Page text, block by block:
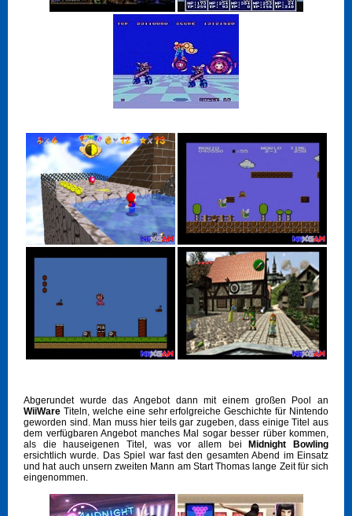
Abgerundet wurde das Angebot dann mit einem großen Pool an
WiiWare Titeln, welche eine sehr erfolgreiche Geschichte für Nintendo
geworden sind. Man muss hier teils gar zugeben, dass einige Titel aus
dem verfügbaren Angebot manches Mal sogar besser rüber kommen,
als die hauseigenen Titel, was vor allem beiMidnight Bowling
ersichtlich wurde. Das Spiel war fast den gesamten Abend im Einsatz
und hat auch unsern zweiten Mann am Start Thomas lange Zeit für sich
eingenommen.